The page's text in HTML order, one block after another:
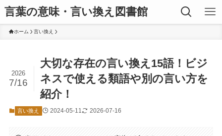
言葉の意味・言い換え図書館
ホーム 言い換え
大切な存在の言い換え15語！ビジ
ネスで使える類語や別の言い方を
紹介！
2026
7/16
言い換え 2024-05-11 2026-07-16